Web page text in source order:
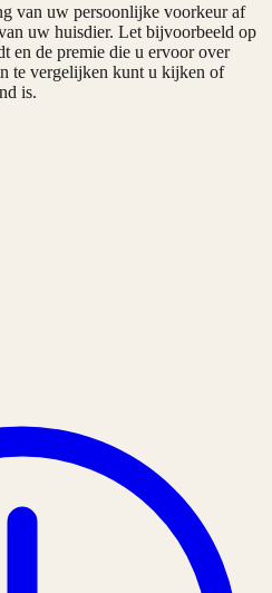
van uw persoonlijke voorkeur af
uw huisdier. Let bijvoorbeeld op
en de premie die u ervoor over
te vergelijken kunt u kijken of
is.